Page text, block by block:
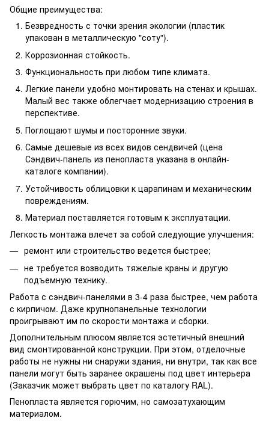
Общие преимущества:
Безвредность с точки зрения экологии (пластик
упакован в металлическую "соту").
Коррозионная стойкость.
Функциональность при любом типе климата.
Легкие панели удобно монтировать на стенах и крышах.
Малый вес также облегчает модернизацию строения в
перспективе.
Поглощают шумы и посторонние звуки.
Самые дешевые из всех видов сендвичей (цена
Сэндвич-панель из пенопласта указана в онлайн-
каталоге компании).
Устойчивость облицовки к царапинам и механическим
повреждениям.
Материал поставляется готовым к эксплуатации.
Легкость монтажа влечет за собой следующие улучшения:
ремонт или строительство ведется быстрее;
не требуется возводить тяжелые краны и другую
подъемную технику.
Работа с сэндвич-панелями в 3-4 раза быстрее, чем работа
с кирпичом. Даже крупнопанельные технологии
проигрывают им по скорости монтажа и сборки.
Дополнительным плюсом является эстетичный внешний
вид смонтированной конструкции. При этом, отделочные
работы не нужны ни снаружи здания, ни внутри, так как все
панели могут быть заранее окрашены под цвет интерьера
(Заказчик может выбрать цвет по каталогу RAL).
Пенопласта является горючим, но самозатухающим
материалом.